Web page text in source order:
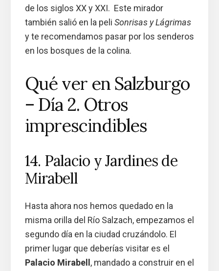
de los siglos XX y XXI. Este mirador
también salió en la peli Sonrisas y Lágrimas
y te recomendamos pasar por los senderos
en los bosques de la colina.
Qué ver en Salzburgo
– Día 2. Otros
imprescindibles
14. Palacio y Jardines de
Mirabell
Hasta ahora nos hemos quedado en la
misma orilla del Río Salzach, empezamos el
segundo día en la ciudad cruzándolo. El
primer lugar que deberías visitar es el
Palacio Mirabell , mandado a construir en el